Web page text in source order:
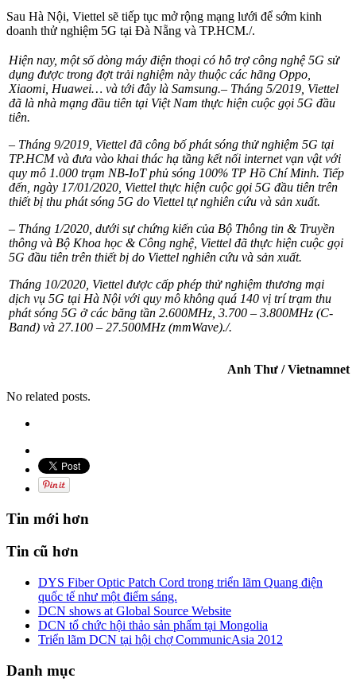
Sau Hà Nội, Viettel sẽ tiếp tục mở rộng mạng lưới để sớm kinh
doanh thử nghiệm 5G tại Đà Nẵng và TP.HCM./.
Hiện nay, một số dòng máy điện thoại có hỗ trợ công nghệ 5G sử
dụng được trong đợt trải nghiệm này thuộc các hãng Oppo,
Xiaomi, Huawei… và tới đây là Samsung.– Tháng 5/2019, Viettel
đã là nhà mạng đầu tiên tại Việt Nam thực hiện cuộc gọi 5G đầu
tiên.
– Tháng 9/2019, Viettel đã công bố phát sóng thử nghiệm 5G tại
TP.HCM và đưa vào khai thác hạ tầng kết nối internet vạn vật với
quy mô 1.000 trạm NB-IoT phủ sóng 100% TP Hồ Chí Minh. Tiếp
đến, ngày 17/01/2020, Viettel thực hiện cuộc gọi 5G đầu tiên trên
thiết bị thu phát sóng 5G do Viettel tự nghiên cứu và sản xuất.
– Tháng 1/2020, dưới sự chứng kiến của Bộ Thông tin & Truyền
thông và Bộ Khoa học & Công nghệ, Viettel đã thực hiện cuộc gọi
5G đầu tiên trên thiết bị do Viettel nghiên cứu và sản xuất.
Tháng 10/2020, Viettel được cấp phép thử nghiệm thương mại
dịch vụ 5G tại Hà Nội với quy mô không quá 140 vị trí trạm thu
phát sóng 5G ở các băng tần 2.600MHz, 3.700 – 3.800MHz (C-
Band) và 27.100 – 27.500MHz (mmWave)./.
Anh Thư / Vietnamnet
No related posts.
Tin mới hơn
Tin cũ hơn
DYS Fiber Optic Patch Cord trong triển lãm Quang điện
quốc tế như một điểm sáng.
DCN shows at Global Source Website
DCN tổ chức hội thảo sản phẩm tại Mongolia
Triển lãm DCN tại hội chợ CommunicAsia 2012
Danh mục